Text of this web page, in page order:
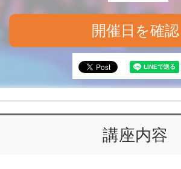
開催日を確認
講座内容